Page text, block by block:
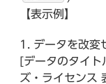
【表示例】
データを改変
[データのタイ
ズ・ライセンス